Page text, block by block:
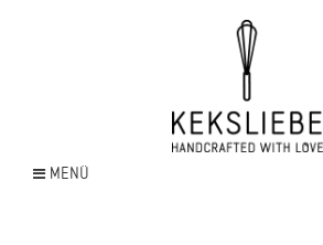
MENÜ